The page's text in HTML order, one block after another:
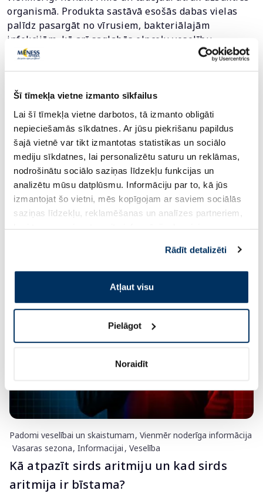
Šī tīmekļa vietne izmanto sīkfailus
Lai šī tīmekļa vietne darbotos, tā izmanto obligāti
nepieciešamās sīkdatnes. Ar jūsu piekrišanu papildus
šajā vietnē var tikt izmantotas statistikas un sociālo
mediju sīkdatnes, lai personalizētu saturu un reklāmas,
nodrošinātu sociālo saziņas līdzekļu funkcijas un
analizētu mūsu datplūsmu. Informāciju par to, kā jūs
izmantojat šo vietni, mēs kopīgojam ar saviem sociālās
saziņas līdzekļu, reklamēšanas un analīzes partneriem,
pakalpojumus. Ja piekrītat šo papildu sīkdatņu
izmantošanai, lūdzu, atzīmējiet savu izvēli:
Rādīt detalizēti
Atļaut visu
Pielāgot
Noraidīt
organismā. Produkta sastāvā esošās dabas vielas
palīdz pasargāt no vīrusiem, bakteriālajām
infekcijām, kā arī saglabās elpceļu veselību,
nodrošinot mutes dobuma dabisko mikrofloru.
atlokiet uzgali un ievietojiet to mutē. Izsmidziniet
vienu pūtienu trīs reizes dienā. Uzglabāšana: cieši
aizvērtā iepakojumā, sausā, tumšā vietā, istabas
temperatūrā. Glabāt bērniem nepieejamā vietā.
Atgādinām - uztura bagātinātājs neaizstāj
pilnvērtīgu un sabalansētu uzturu!
Uztura bagātinātājs! Uztura bagātinātājs neaizstāj
pilnvērtīgu un sabalansētu uzturu.
Citi jaunumi
Padomi veselībai un skaistumam Vienmēr noderīga informācija
Vasaras sezona Informacijai Veselība
Kā atpazīt sirds aritmiju un kad sirds
aritmija ir bīstama?